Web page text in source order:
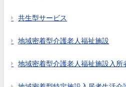
共生型サービス
地域密着型介護老人福祉施設
地域密着型介護老人福祉施設入所